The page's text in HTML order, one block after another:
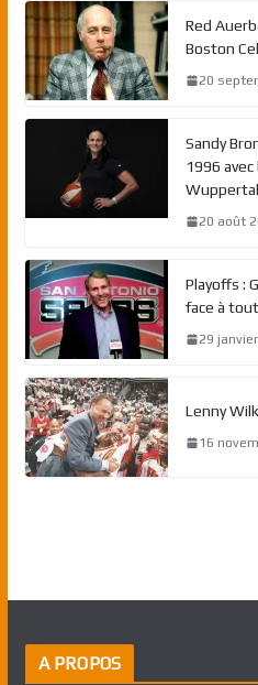
Red
Boston
20
Sandy
1996
Wuppertal
20 août
Playoffs :
face à
29
Lenny
16
A PROPOS